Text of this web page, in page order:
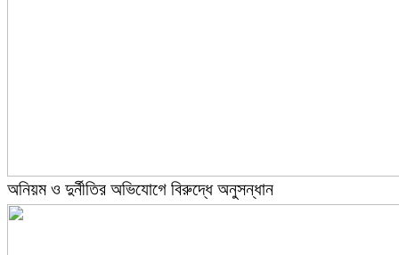
অনিয়ম ও দুর্নীতির অভিযোগে বিরুদ্ধে অনুসন্ধান